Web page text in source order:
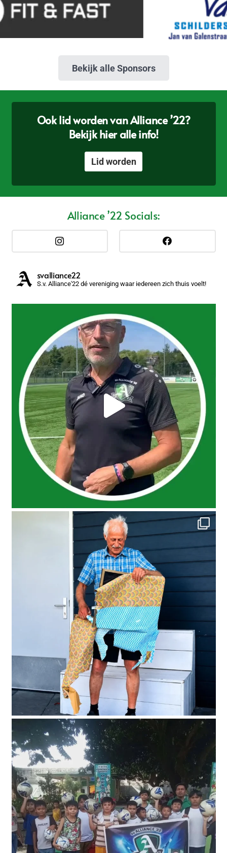
Bekijk alle Sponsors
Ook lid worden van Alliance ’22?
Bekijk hier alle info!
Lid worden
Alliance ’22 Socials:
svalliance22
S.v. Alliance'22 dé vereniging waar iedereen zich thuis voelt!